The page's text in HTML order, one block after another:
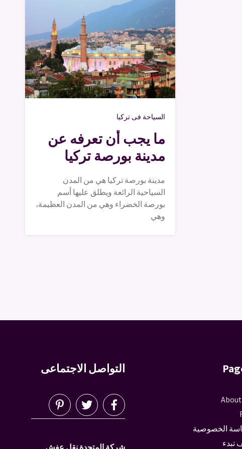
السياحة فى تركيا
ما يجب أن تعرفه عن
مدينة بورصة تركيا
مدينة بورصة تركيا هي من المدن
السياحية الرائعة ويطلق عليها أسم
بورصة الخضراء وهي من المدن العظيمة،
وهي
About
الخصوصية
تبدء
التواصل الاجتماعى